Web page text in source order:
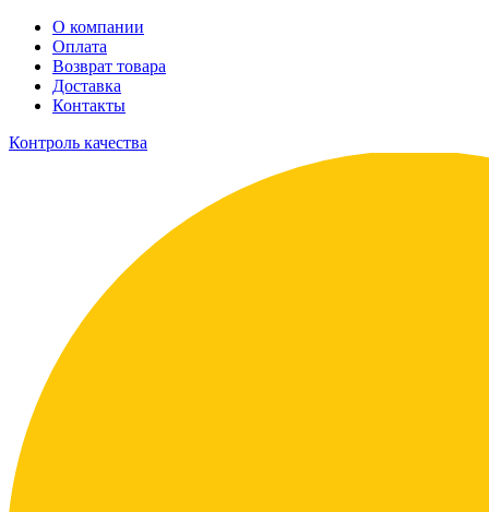
О компании
Оплата
Возврат товара
Доставка
Контакты
Контроль качества